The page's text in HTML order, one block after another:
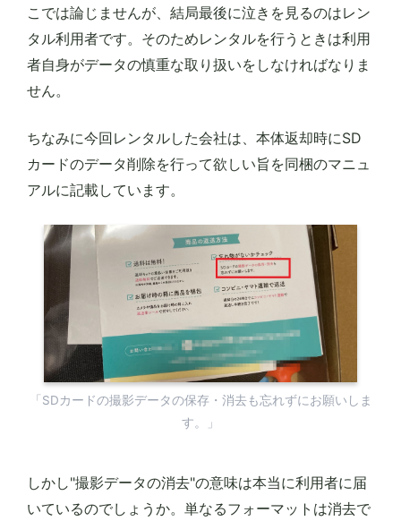
こでは論じませんが、結局最後に泣きを見るのはレン
タル利用者です。そのためレンタルを行うときは利用
者自身がデータの慎重な取り扱いをしなければなりま
せん。
ちなみに今回レンタルした会社は、本体返却時にSD
カードのデータ削除を行って欲しい旨を同梱のマニュ
アルに記載しています。
「SDカードの撮影データの保存・消去も忘れずにお願いしま
す。」
しかし"撮影データの消去"の意味は本当に利用者に届
いているのでしょうか。単なるフォーマットは消去で